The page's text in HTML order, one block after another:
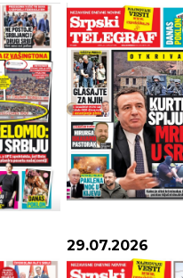
29.07.2026